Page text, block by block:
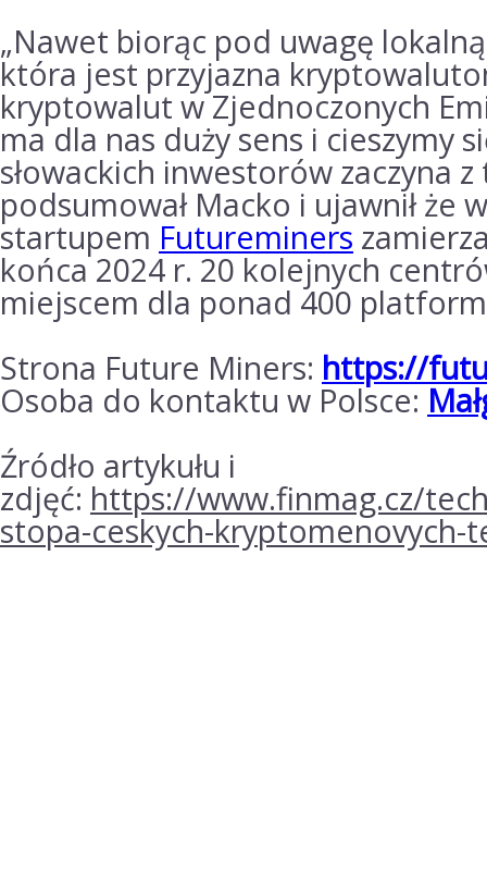
„Nawet biorąc pod uwagę
która jest przyjazna
kryptowalut w Zjednoczonych
ma dla nas duży sens i cieszymy
słowackich inwestorów zaczyna
podsumował Macko i ujawnił że
startupem Futureminers
końca 2024 r. 20 kolejnych
miejscem dla ponad 400
Strona Future Miners: https://
Osoba do kontaktu w Polsce:
Źródło artykułu i
zdjęć: https://www.finmag.cz/
stopa-ceskych-kryptomenovych-